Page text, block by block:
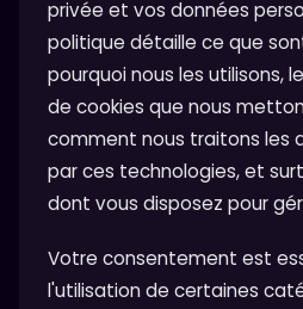
privée et vos données
politique détaille ce que
pourquoi nous les utilisons,
de cookies que nous
comment nous traitons les
par ces technologies, et
dont vous disposez pour
Votre consentement est
l'utilisation de certaines